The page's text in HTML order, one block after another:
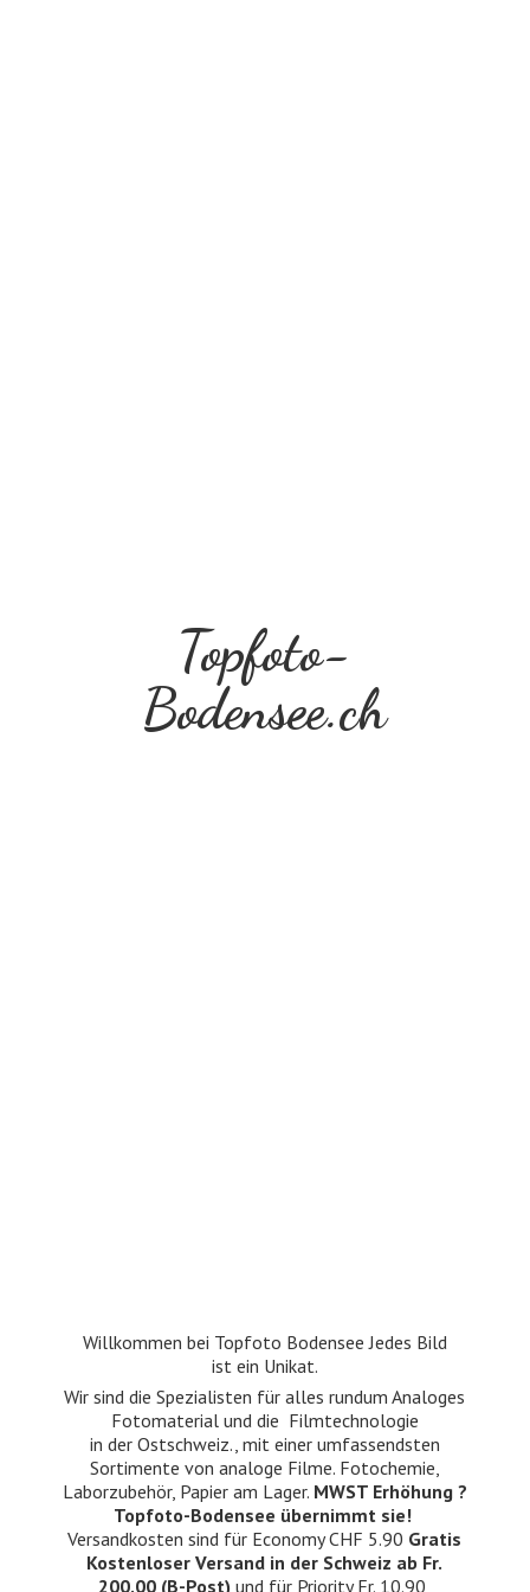
Topfoto-
Bodensee.ch
Willkommen bei Topfoto Bodensee Jedes Bild
ist ein Unikat.
Wir sind die Spezialisten für alles rundum Analoges
Fotomaterial und die Filmtechnologie
in der Ostschweiz., mit einer umfassendsten
Sortimente von analoge Filme. Fotochemie,
Laborzubehör, Papier am Lager. MWST Erhöhung ?
Topfoto-Bodensee übernimmt sie!
Versandkosten sind für Economy CHF 5.90 Gratis
Kostenloser Versand in der Schweiz ab Fr.
200.00 (B-Post) und für Priority Fr. 10.90